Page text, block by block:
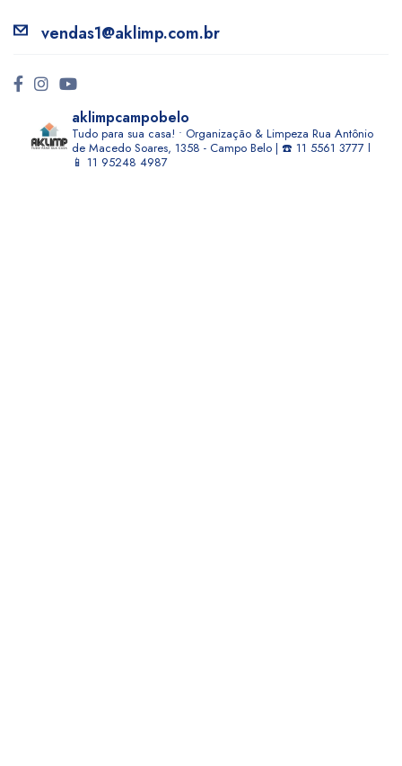
vendas1@aklimp.com.br
aklimpcampobelo
Tudo para sua casa! • Organização & Limpeza Rua Antônio
de Macedo Soares, 1358 - Campo Belo | ☎️ 11 5561 3777 l
📱 11 95248 4987